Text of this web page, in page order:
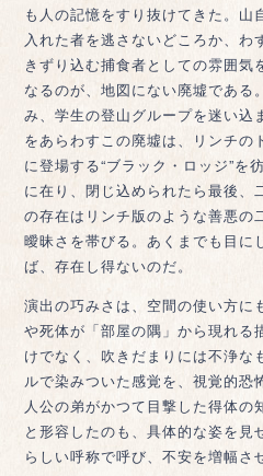
も人の記憶をすり抜けてきた。山
入れた者を逃さないどころか、わ
きずり込む捕食者としての雰囲気
なるのが、地図にない廃墟である
み、学生の登山グループを迷い込
をあらわすこの廃墟は、リンチの
に登場する“ブラック・ロッジ”を
に在り、閉じ込められたら最後、
の存在はリンチ版のような善悪の
曖昧さを帯びる。あくまでも目に
ば、存在し得ないのだ。
演出の巧みさは、空間の使い方に
や死体が「部屋の隅」から現れる
けでなく、吹きだまりには不浄な
ルで染みついた感覚を、視覚的恐
人公の弟がかつて目撃した得体の
と形容したのも、具体的な姿を見
らしい呼称で呼び、不安を増幅さ